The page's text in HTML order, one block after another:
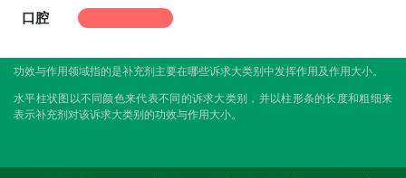
口腔
功效与作用领域指的是补充剂主要在哪些诉求大类别中发挥作用及作用大小。
水平柱状图以不同颜色来代表不同的诉求大类别，并以柱形条的长度和粗细来
表示补充剂对该诉求大类别的功效与作用大小。